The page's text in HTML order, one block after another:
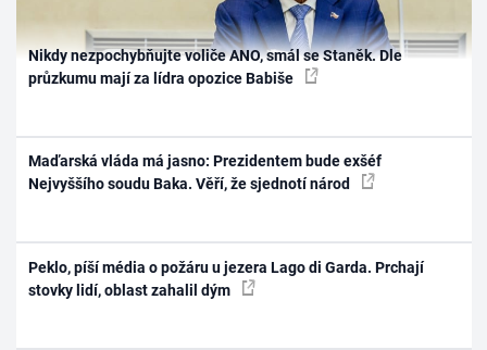
Nikdy nezpochybňujte voliče ANO, smál se Staněk. Dle
průzkumu mají za lídra opozice Babiše
Maďarská vláda má jasno: Prezidentem bude exšéf
Nejvyššího soudu Baka. Věří, že sjednotí národ
Peklo, píší média o požáru u jezera Lago di Garda. Prchají
stovky lidí, oblast zahalil dým